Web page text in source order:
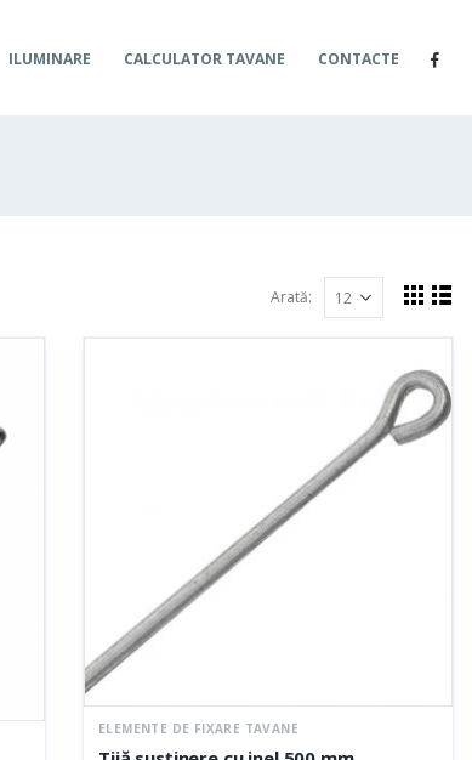
ILUMINARE CALCULATOR TAVANE CONTACTE
Arată:
ELEMENTE DE FIXARE TAVANE